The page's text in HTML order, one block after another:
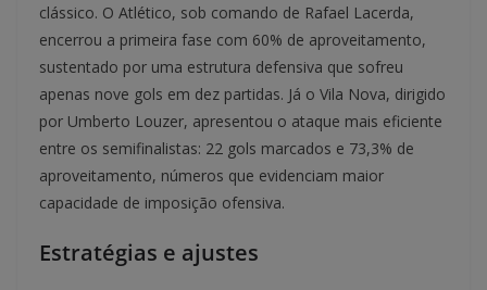
clássico. O Atlético, sob comando de Rafael Lacerda,
encerrou a primeira fase com 60% de aproveitamento,
sustentado por uma estrutura defensiva que sofreu
apenas nove gols em dez partidas. Já o Vila Nova, dirigido
por Umberto Louzer, apresentou o ataque mais eficiente
entre os semifinalistas: 22 gols marcados e 73,3% de
aproveitamento, números que evidenciam maior
capacidade de imposição ofensiva.
Estratégias e ajustes